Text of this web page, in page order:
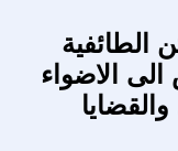
الطائفية
الاضواء